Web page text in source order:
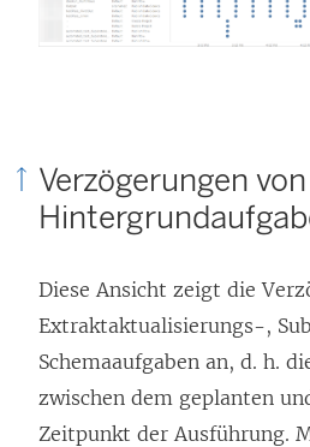
Verzögerungen von
Diese Ansicht zeigt die
Extraktaktualisierungs-,
Schemaaufgaben an, d. h.
zwischen dem geplanten
Zeitpunkt der Ausführung.